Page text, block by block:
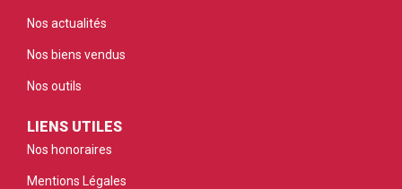
Nos actualités
Nos biens vendus
Nos outils
LIENS UTILES
Nos honoraires
Mentions Légales